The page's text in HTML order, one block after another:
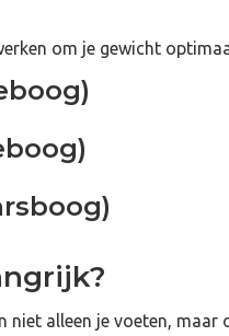
om je gewicht
alleen je voeten,